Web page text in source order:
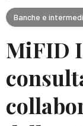
Banche e
MiFID